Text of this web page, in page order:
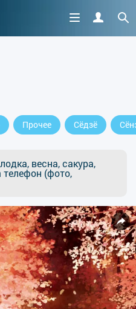
Прочее Сёдзё
весна, сакура,
(фото,